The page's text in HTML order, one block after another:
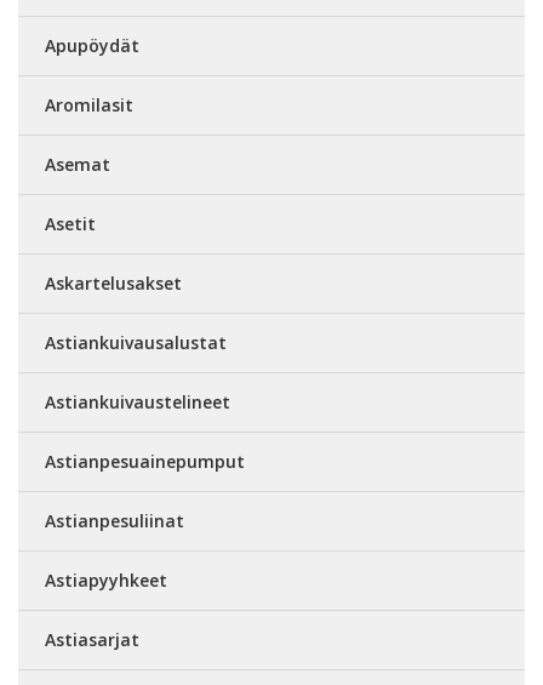
Apupöydät
Aromilasit
Asemat
Asetit
Askartelusakset
Astiankuivausalustat
Astiankuivaustelineet
Astianpesuainepumput
Astianpesuliinat
Astiapyyhkeet
Astiasarjat